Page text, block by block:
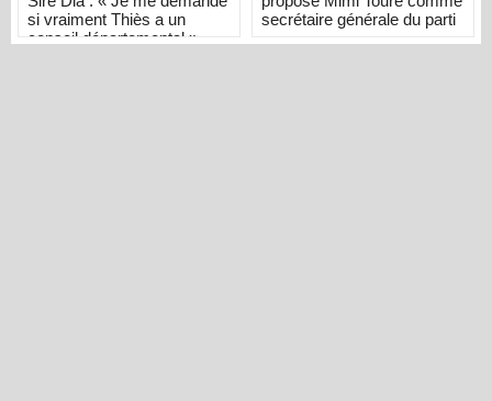
si vraiment Thiès a un
conseil départemental »
secrétaire générale du parti